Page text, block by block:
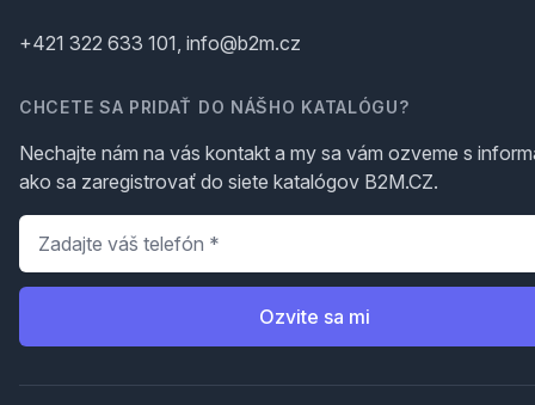
+421 322 633 101, info@b2m.cz
CHCETE SA PRIDAŤ DO NÁŠHO KATALÓGU?
Nechajte nám na vás kontakt a my sa vám ozveme s
ako sa zaregistrovať do siete katalógov B2M.CZ.
Telefón
Ozvite sa mi